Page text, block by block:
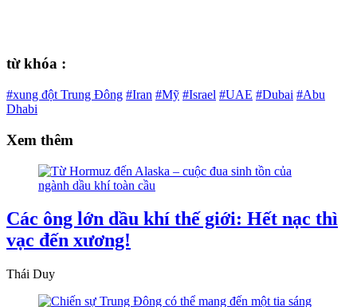
từ khóa :
#xung đột Trung Đông #Iran #Mỹ #Israel #UAE #Dubai #Abu
Dhabi
Xem thêm
Các ông lớn dầu khí thế giới: Hết nạc thì
vạc đến xương!
Thái Duy